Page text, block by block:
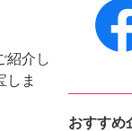
紹介し
しま
おすすめ